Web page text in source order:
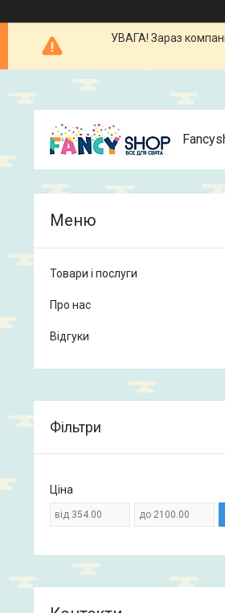
УВАГА! Зараз
Товари і послуги
Про нас
Відгуки
Фільтри
Ціна